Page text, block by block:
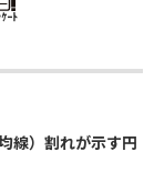
ｰﾄ
線）割れが示す円